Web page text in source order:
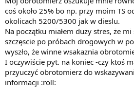
coś około 25% bo np. przy moim TS
okolicach 5200/5300 jak w dieslu.
Na początku miałem duży stres, że
szczęscie po próbach drogowych w
wyszło, że winne wsakaznia
I oczywiście pyt. na koniec -czy ktoś
przyuczyć obrotomierz do
informacji :roll: